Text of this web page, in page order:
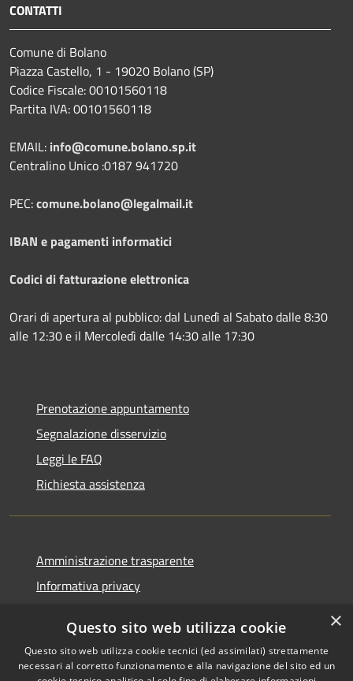
CONTATTI
Comune di Bolano
Piazza Castello, 1 - 19020 Bolano (SP)
Codice Fiscale: 00101560118
Partita IVA: 00101560118
EMAIL: info@comune.bolano.sp.it
Centralino Unico :0187 941720
PEC:comune.bolano@legalmail.it
IBAN e pagamenti informatici
Codici di fatturazione elettronica
Orari di apertura al pubblico: dal Lunedì al Sabato dalle 8:30
alle 12:30 e il Mercoledì dalle 14:30 alle 17:30
Prenotazione appuntamento
Segnalazione disservizio
Leggi le FAQ
Richiesta assistenza
Amministrazione trasparente
Informativa privacy
Dichiarazione di accessibilità
×
Questo sito web utilizza cookie
Questo sito web utilizza cookie tecnici (ed assimilati) strettamente
necessari al corretto funzionamento e alla navigazione del sito ed un